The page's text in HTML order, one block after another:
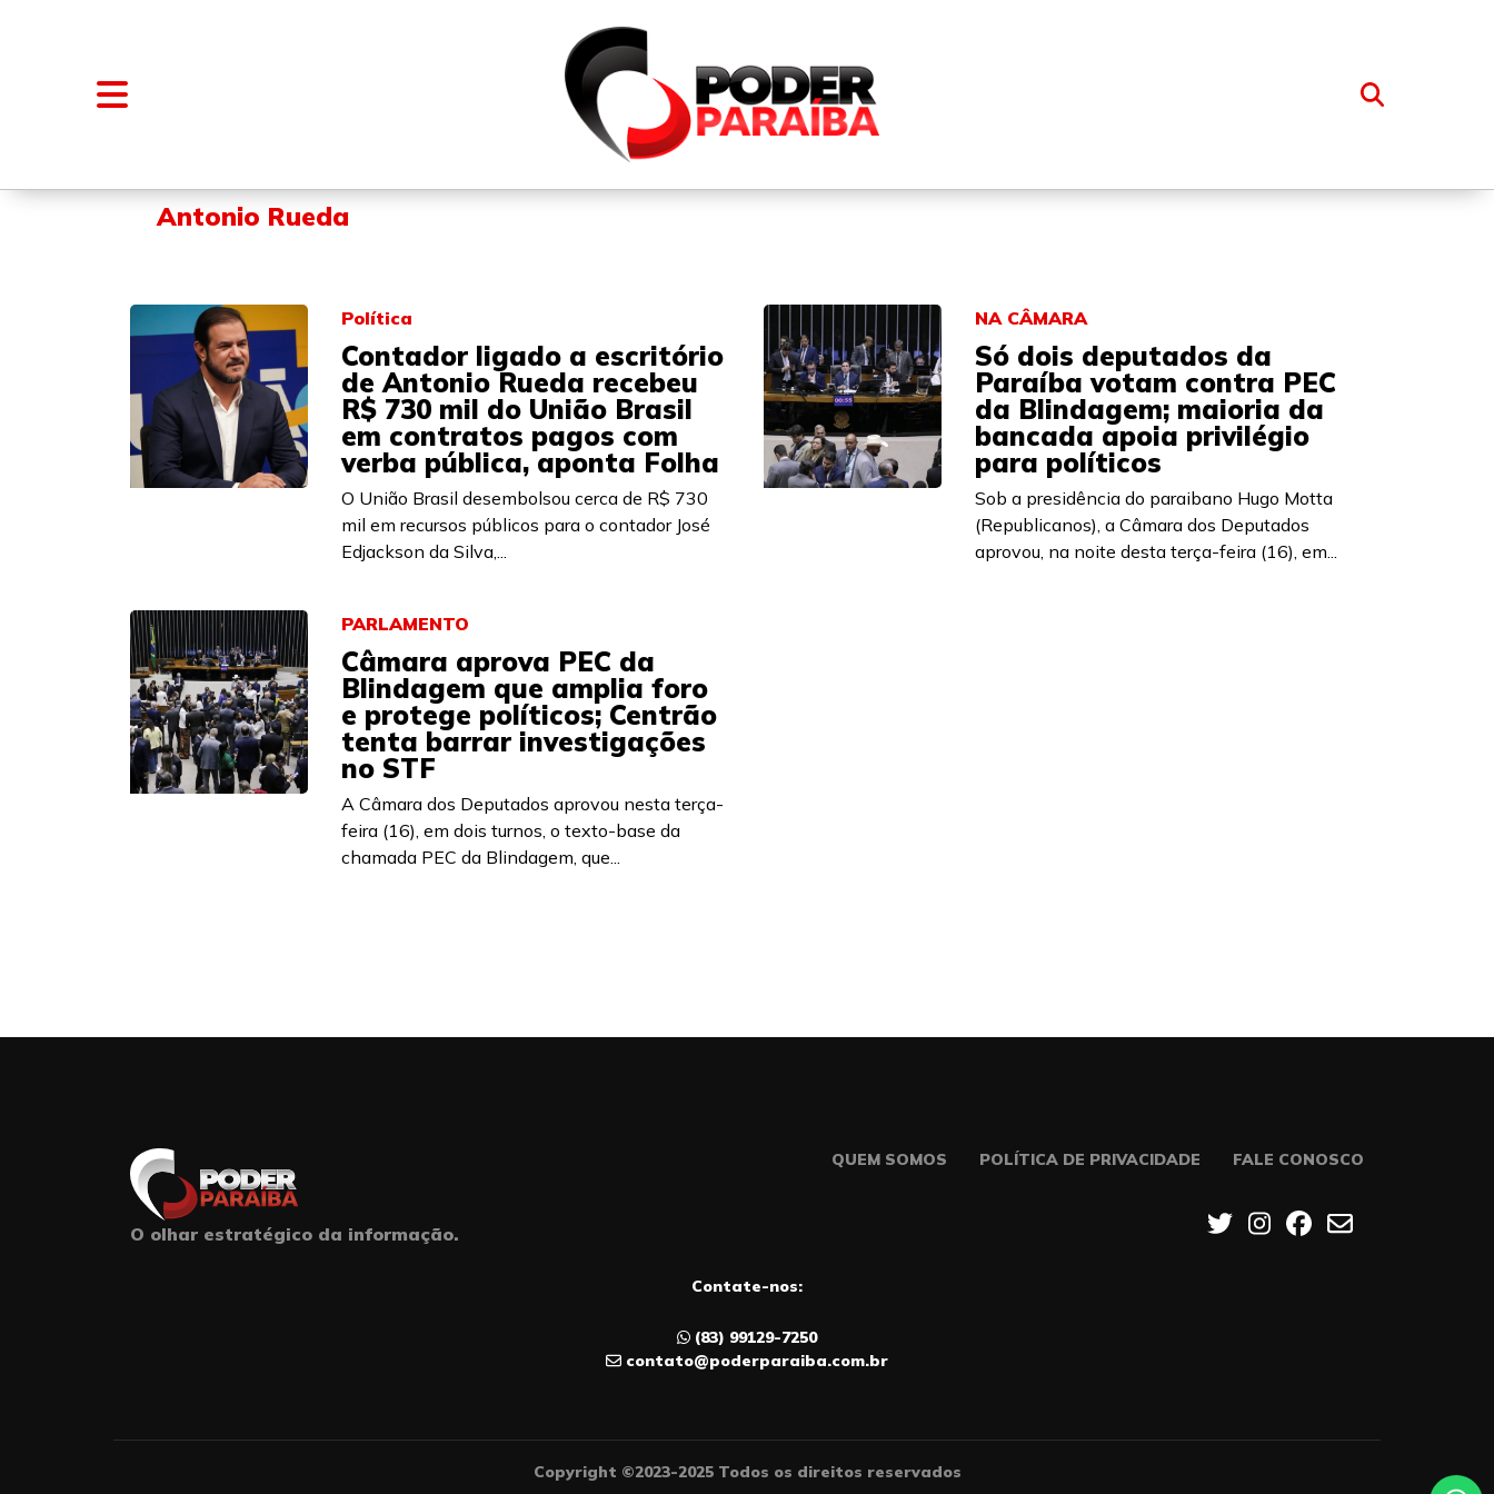
FALE CONOSCO
Antonio Rueda
Política
Contador ligado a escritório
de Antonio Rueda recebeu
R$ 730 mil do União Brasil
em contratos pagos com
verba pública, aponta Folha
O União Brasil desembolsou cerca de R$ 730
mil em recursos públicos para o contador José
Edjackson da Silva,...
NA CÂMARA
Só dois deputados da
Paraíba votam contra PEC
da Blindagem; maioria da
bancada apoia privilégio
para políticos
Sob a presidência do paraibano Hugo Motta
(Republicanos), a Câmara dos Deputados
aprovou, na noite desta terça-feira (16), em...
PARLAMENTO
Câmara aprova PEC da
Blindagem que amplia foro
e protege políticos; Centrão
tenta barrar investigações
no STF
A Câmara dos Deputados aprovou nesta terça-
feira (16), em dois turnos, o texto-base da
chamada PEC da Blindagem, que...
O olhar estratégico da informação.
QUEM SOMOS POLÍTICA DE PRIVACIDADE FALE CONOSCO
Contate-nos:
(83) 99129-7250
contato@poderparaiba.com.br
Copyright ©2023-2025 Todos os direitos reservados